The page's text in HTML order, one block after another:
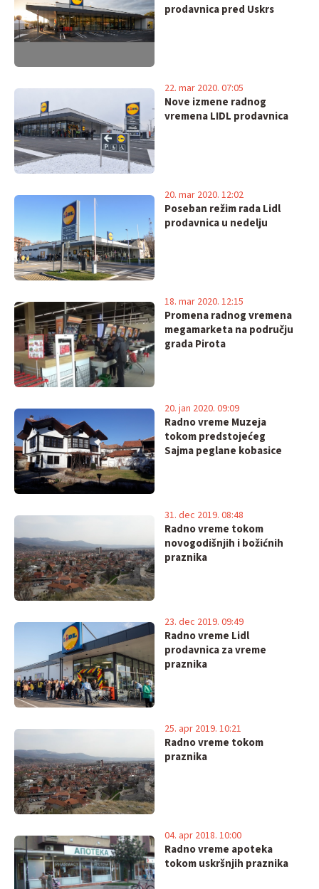
prodavnica pred Uskrs
Nove izmene radnog
vremena LIDL prodavnica
22. mar 2020. 07:05
Poseban režim rada Lidl
prodavnica u nedelju
20. mar 2020. 12:02
Promena radnog vremena
megamarketa na području
grada Pirota
18. mar 2020. 12:15
Radno vreme Muzeja
tokom predstojećeg
Sajma peglane kobasice
20. jan 2020. 09:09
Radno vreme tokom
novogodišnjih i božićnih
praznika
31. dec 2019. 08:48
Radno vreme Lidl
prodavnica za vreme
praznika
23. dec 2019. 09:49
Radno vreme tokom
praznika
25. apr 2019. 10:21
Radno vreme apoteka
tokom uskršnjih praznika
04. apr 2018. 10:00